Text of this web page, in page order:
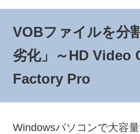
VOBファイルを分
劣化」～HD Video
Factory Pro
Windowsパソコンで大容